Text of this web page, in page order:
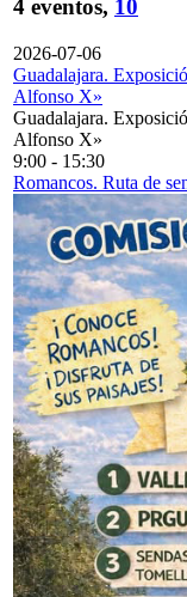
4 eventos, 10
2026-07-06
Guadalajara.
Alfonso X»
Guadalajara.
Alfonso X»
9:00 - 15:30
Romancos. Ruta de